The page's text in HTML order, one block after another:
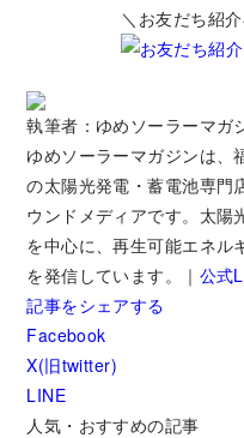
＼お友だち紹
執筆者：ゆめソーラーマガ
ゆめソーラーマガジンは、
の太陽光発電・蓄電池専門
ウンドメディアです。太陽
を中心に、再生可能エネル
を発信しています。｜ 公式
記事をシェアする
Facebook
X(旧twitter)
LINE
人気・おすすめの記事